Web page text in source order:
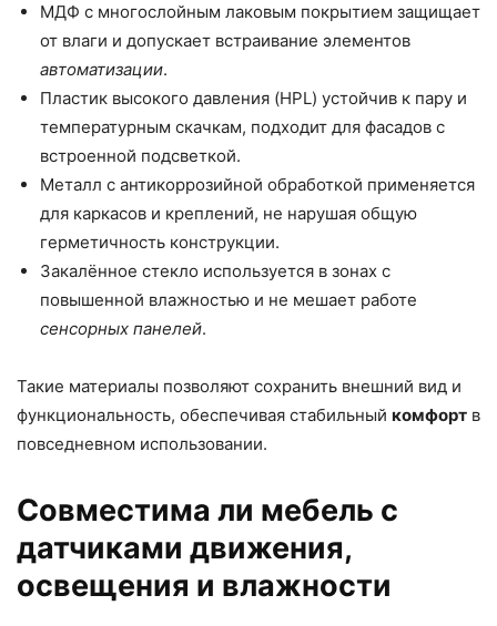
МДФ с многослойным лаковым покрытием защищает
от влаги и допускает встраивание элементов
автоматизации.
Пластик высокого давления (HPL) устойчив к пару и
температурным скачкам, подходит для фасадов с
встроенной подсветкой.
Металл с антикоррозийной обработкой применяется
для каркасов и креплений, не нарушая общую
герметичность конструкции.
Закалённое стекло используется в зонах с
повышенной влажностью и не мешает работе
сенсорных панелей.
Такие материалы позволяют сохранить внешний вид и
функциональность, обеспечивая стабильный комфорт в
повседневном использовании.
Совместима ли мебель с
датчиками движения,
освещения и влажности